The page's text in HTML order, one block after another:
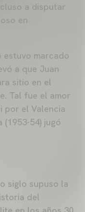
a disputar
en
estuvo marcado
a que Juan
sitio en el
Tal fue el amor
por el Valencia
54) jugó
siglo supuso la
del